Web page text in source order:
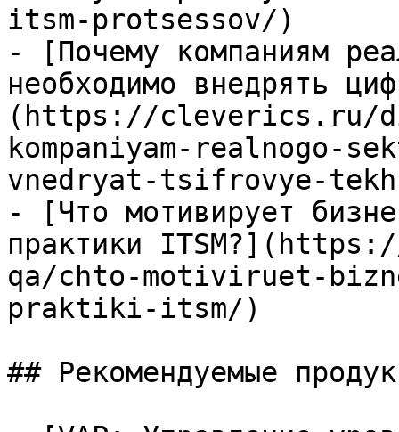
itsm-protsessov/)
- [Почему компаниям
необходимо внедрять
(https://cleverics.ru/
kompaniyam-realnogo-
vnedryat-tsifrovye-
- [Что мотивирует
практики
qa/chto-motiviruet-
praktiki-itsm/)
## Рекомендуемые